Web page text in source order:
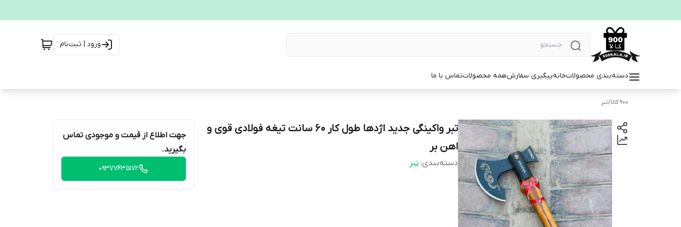
ورود | ثبت‌نام
دسته‌بندی محصولاتخانهپیگیری سفارشهمه محصولاتتماس با ما
900 کالا /تبر
تبر واکینگی جدید اژدها طول کار 60 سانت تیغه فولادی قوی و
اهن بر
دسته‌بندی: تبر
جهت اطلاع از قیمت و موجودی تماس
بگیرید.
09377435172